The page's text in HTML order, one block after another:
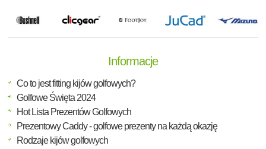
Informacje
Co to jest fitting kijów golfowych?
Golfowe Święta 2024
Hot Lista Prezentów Golfowych
Prezentowy Caddy - golfowe prezenty na każdą okazję
Rodzaje kijów golfowych